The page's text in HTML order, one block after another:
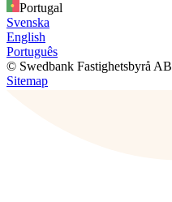
Portugal
Svenska
English
Português
© Swedbank Fastighetsbyrå AB
Sitemap